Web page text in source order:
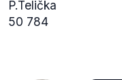
P.Telička
50 784